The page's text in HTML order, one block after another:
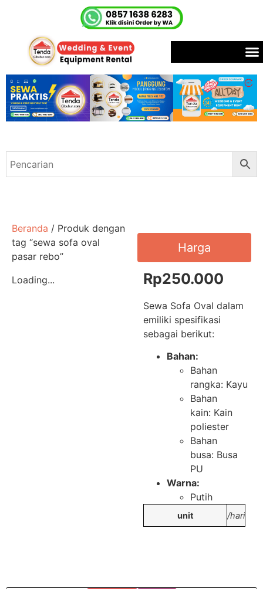
Beranda / Produk dengan
tag “sewa sofa oval
pasar rebo”
Loading...
Harga
Rp250.000
Sewa Sofa Oval dalam
emiliki spesifikasi
sebagai berikut:
Bahan:
Bahan
rangka: Kayu
Bahan
kain: Kain
poliester
Bahan
busa: Busa
PU
Warna:
Putih
unit /hari